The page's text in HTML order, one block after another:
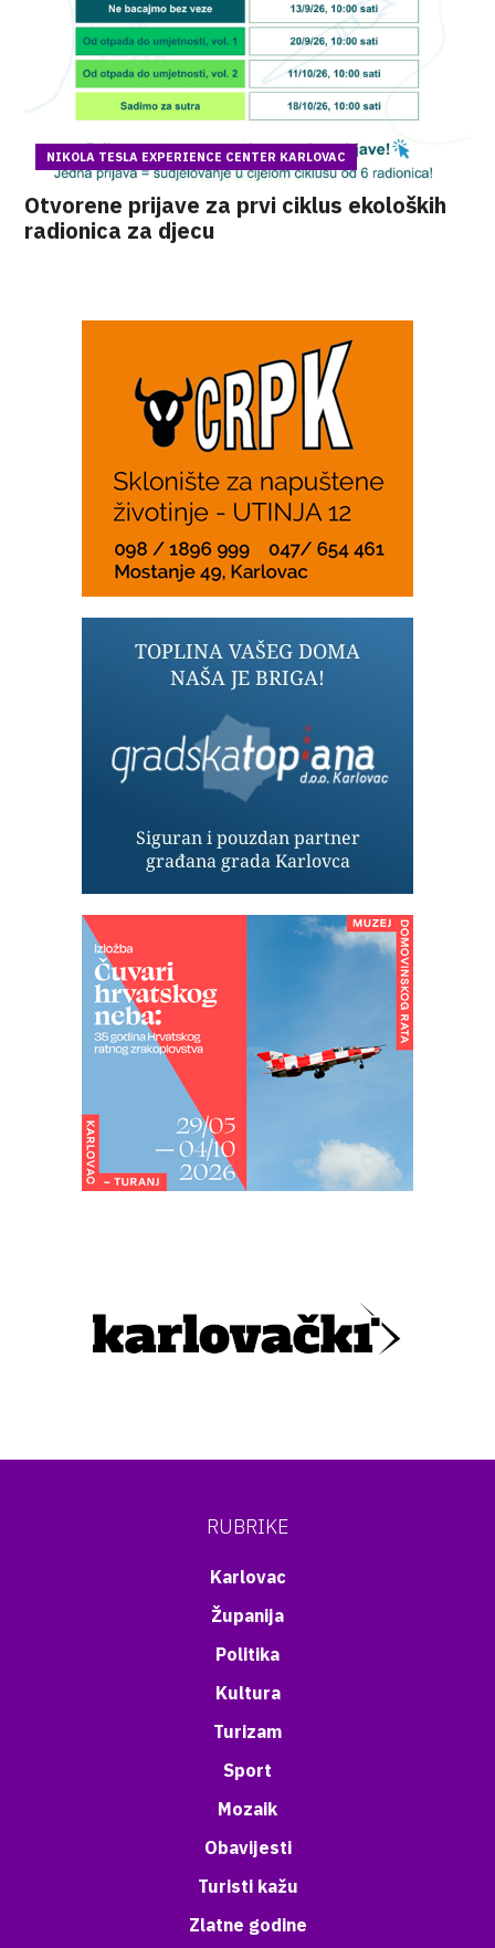
NIKOLA TESLA EXPERIENCE CENTER KARLOVAC
Otvorene prijave za prvi ciklus ekoloških
radionica za djecu
RUBRIKE
Karlovac
Županija
Politika
Kultura
Turizam
Sport
Mozaik
Obavijesti
Turisti kažu
Zlatne godine